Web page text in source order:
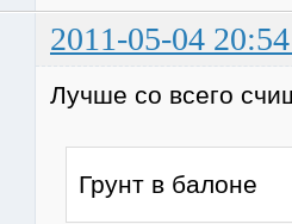
2011-05-04
Лучше со всего
Грунт в балоне